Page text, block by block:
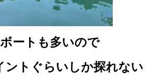
ートも多いので
ントぐらいしか探れない